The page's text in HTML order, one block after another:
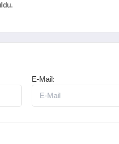
E-Mail: